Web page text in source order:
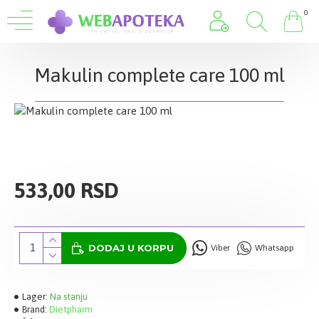
0
Makulin complete care 100 ml
Lager: Na stanju
Brand: Dietpharm
533,00 RSD
DODAJ U KORPU Viber Whatsapp